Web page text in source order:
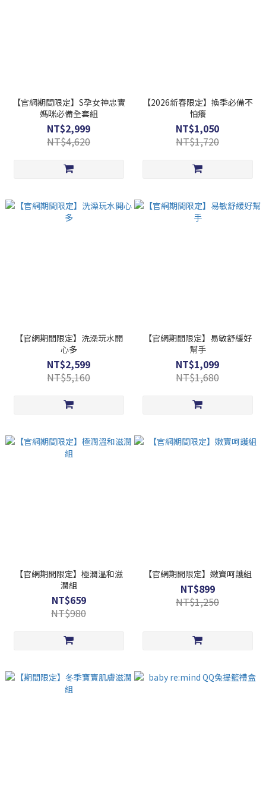
【官網期間限定】S孕女神忠實
媽咪必備全套組
NT$2,999
NT$4,620
【2026新春限定】換季必備不
怕癢
NT$1,050
NT$1,720
【官網期間限定】洗澡玩水開
心多
NT$2,599
NT$5,160
【官網期間限定】易敏舒緩好
幫手
NT$1,099
NT$1,680
【官網期間限定】極潤溫和滋
潤組
NT$659
NT$980
【官網期間限定】嫩寶呵護組
NT$899
NT$1,250